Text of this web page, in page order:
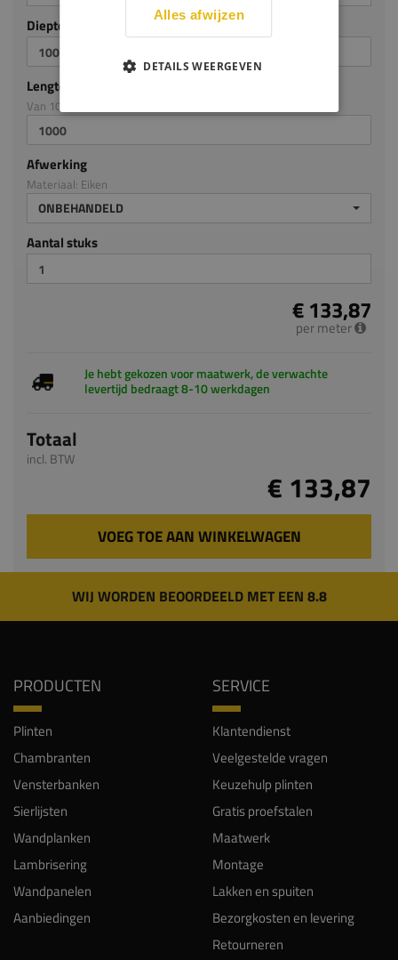
Diepte mm (milimeters)
Lengte mm (milimeters)
Van 100mm tot en met 4000mm
Afwerking
Materiaal: Eiken
ONBEHANDELD
Aantal stuks
€ 133,87
per meter
Je hebt gekozen voor maatwerk, de verwachte
levertijd bedraagt 8-10 werkdagen
Totaal
incl. BTW
€ 133,87
VOEG TOE AAN WINKELWAGEN
WIJ WORDEN BEOORDEELD MET EEN 8.8
PRODUCTEN
Plinten
Chambranten
Vensterbanken
Sierlijsten
Wandplanken
Lambrisering
Wandpanelen
Aanbiedingen
SERVICE
Klantendienst
Veelgestelde vragen
Keuzehulp plinten
Gratis proefstalen
Maatwerk
Montage
Lakken en spuiten
Bezorgkosten en levering
Retourneren
Alles afwijzen
DETAILS WEERGEVEN